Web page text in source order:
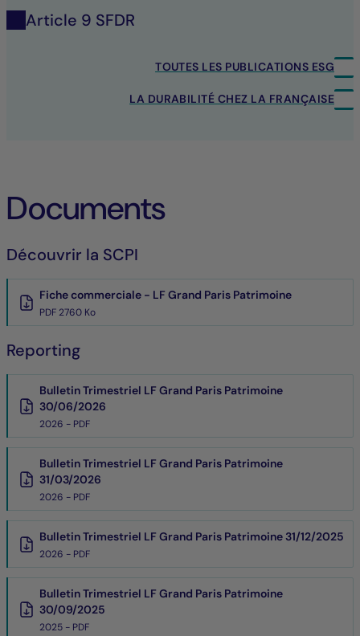
Article 9 SFDR
TOUTES LES PUBLICATIONS ESG
LA DURABILITÉ CHEZ LA FRANÇAISE
Documents
Découvrir la SCPI
Fiche commerciale - LF Grand Paris Patrimoine
PDF 2760 Ko
Reporting
Bulletin Trimestriel LF Grand Paris Patrimoine
30/06/2026
2026 - PDF
Bulletin Trimestriel LF Grand Paris Patrimoine
31/03/2026
2026 - PDF
Bulletin Trimestriel LF Grand Paris Patrimoine 31/12/2025
2026 - PDF
Bulletin Trimestriel LF Grand Paris Patrimoine
30/09/2025
2025 - PDF